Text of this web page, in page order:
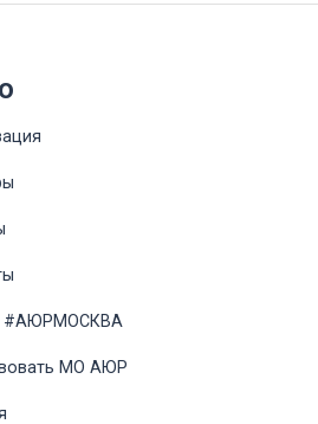
#АЮРМОСКВА
МО АЮР